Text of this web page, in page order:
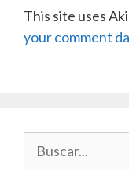
This site uses
your comment